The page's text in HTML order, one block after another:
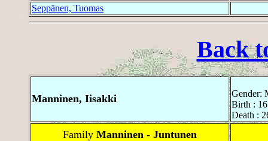
Seppänen, Tuomas
Back
Manninen, Iisakki
Gender:
Birth :
Death :
Family Manninen - Juntunen